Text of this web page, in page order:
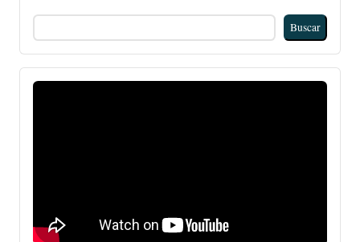
Buscar